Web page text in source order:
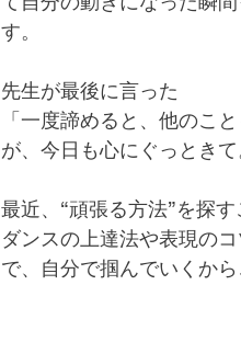
す。
先生が最後に言った
「一度諦めると、他のこ
が、今日も心にぐっときて
最近、“頑張る方法”を探
ダンスの上達法や表現の
で、自分で掴んでいくか